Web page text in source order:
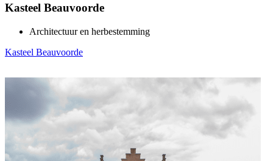
Kasteel Beauvoorde
Architectuur en herbestemming
Kasteel Beauvoorde